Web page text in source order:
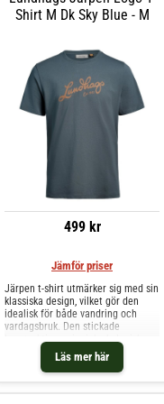
Shirt M Dk Sky Blue - M
499 kr
Läs mer här
Jämför priser
Järpen t-shirt utmärker sig med sin
klassiska design, vilket gör den
idealisk för både vandring och
vardagsbruk. Den stickade
konstruktionen i mjuk ekologisk
bomull säkerställer både
hållbarhet och en behaglig känsla
mot huden. Rund halsringning med